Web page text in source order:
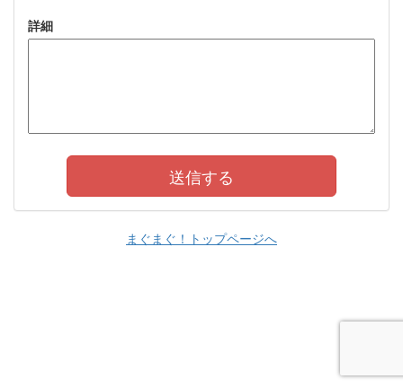
詳細
まぐまぐ！トップページへ